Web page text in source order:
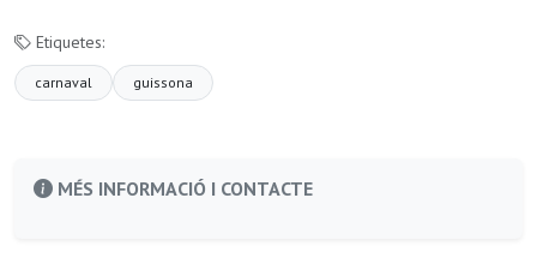
Etiquetes:
carnaval guissona
MÉS INFORMACIÓ I CONTACTE